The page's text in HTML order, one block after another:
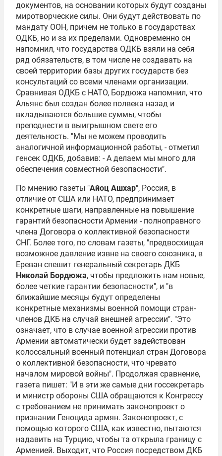
документов, на основании которых будут созданы
миротворческие силы. Они будут действовать по
мандату ООН, причем не только в государствах
ОДКБ, но и за их пределами. Одновременно он
напомнил, что государства ОДКБ взяли на себя
ряд обязательств, в том числе не создавать на
своей территории базы других государств без
консультаций со всеми членами организации.
Сравнивая ОДКБ с НАТО, Бордюжа напомнил, что
Альянс был создан более полвека назад и
вкладываются большие суммы, чтобы
преподнести в выигрышном свете его
деятельность. "Мы не можем проводить
аналогичной информационной работы, - отметил
генсек ОДКБ, добавив: - А делаем мы много для
обеспечения совместной безопасности".
По мнению газеты "Айоц Ашхар", Россия, в
отличие от США или НАТО, предпринимает
конкретные шаги, направленные на повышение
гарантий безопасности Армении - полноправного
члена Договора о коллективной безопасности
СНГ. Более того, по словам газеты, "предвосхищая
возможное давление извне на своего союзника, в
Ереван спешит генеральный секретарь ДКБ
Николай Бордюжа, чтобы предложить нам новые,
более четкие гарантии безопасности", и "в
ближайшие месяцы будут определены
конкретные механизмы военной помощи стран-
членов ДКБ на случай внешней агрессии". "Это
означает, что в случае военной агрессии против
Армении автоматически будет задействован
колоссальный военный потенциал стран Договора
о коллективной безопасности, что чревато
началом мировой войны". Продолжая сравнение,
газета пишет: "И в эти же самые дни госсекретарь
и министр обороны США обращаются к Конгрессу
с требованием не принимать законопроект о
признании Геноцида армян. Законопроект, с
помощью которого США, как известно, пытаются
надавить на Турцию, чтобы та открыла границу с
Арменией. Выходит, что Россия посредством ДКБ